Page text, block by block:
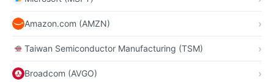
Amazon.com (AMZN)
Taiwan Semiconductor Manufacturing (TSM)
Broadcom (AVGO)